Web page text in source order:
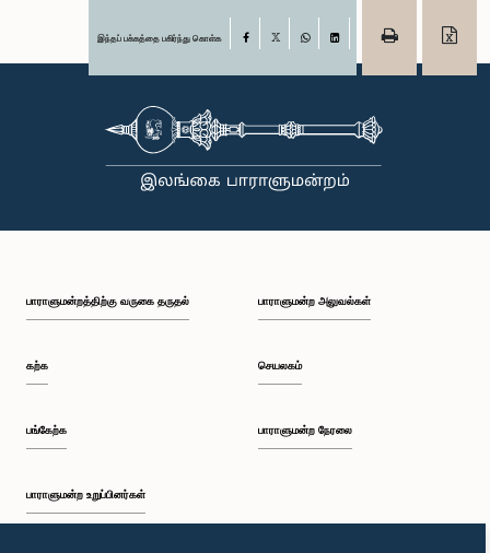
இந்தப் பக்கத்தை பகிர்ந்து கொள்க Facebook
பாராளுமன்றத்திற்கு வருகை தருதல்
கற்க
பங்கேற்க
பாராளுமன்ற உறுப்பினர்கள்
பாராளுமன்ற அலுவல்கள்
செயலகம்
பாராளுமன்ற நேரலை